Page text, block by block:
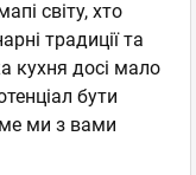
світу, хто
традиції та
кухня досі мало
бути
ми з вами